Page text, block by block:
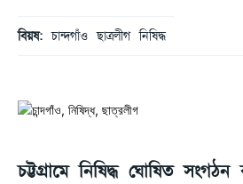
বিয়ষ: চান্দগাঁও ছাত্রলীগ নিষিদ্ধ
চট্টগ্রামে নিষিদ্ধ ঘোষিত সংগঠন